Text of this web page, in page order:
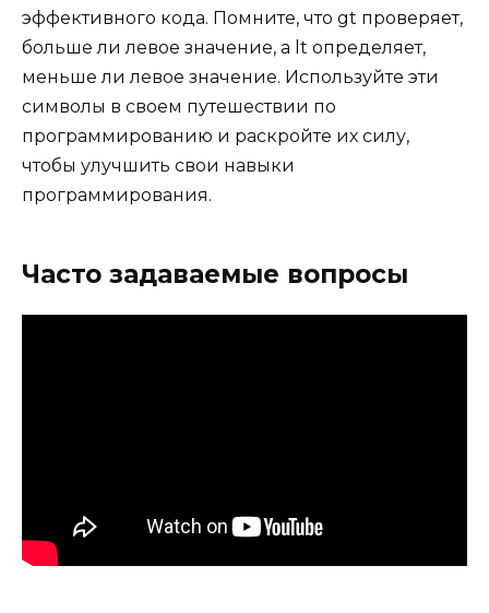
эффективного кода. Помните, что gt проверяет,
больше ли левое значение, а lt определяет,
меньше ли левое значение. Используйте эти
символы в своем путешествии по
программированию и раскройте их силу,
чтобы улучшить свои навыки
программирования.
Часто задаваемые вопросы